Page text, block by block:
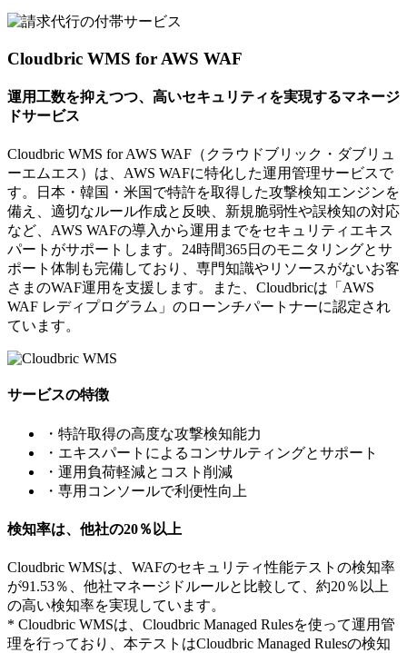
Cloudbric WMS for AWS WAF
運用工数を抑えつつ、高いセキュリティを実現するマネージ
ドサービス
Cloudbric WMS for AWS WAF（クラウドブリック・ダブリュ
ーエムエス）は、AWS WAFに特化した運用管理サービスで
す。日本・韓国・米国で特許を取得した攻撃検知エンジンを
備え、適切なルール作成と反映、新規脆弱性や誤検知の対応
など、AWS WAFの導入から運用までをセキュリティエキス
パートがサポートします。24時間365日のモニタリングとサ
ポート体制も完備しており、専門知識やリソースがないお客
さまのWAF運用を支援します。また、Cloudbricは「AWS
WAF レディプログラム」のローンチパートナーに認定され
ています。
サービスの特徴
・特許取得の高度な攻撃検知能力
・エキスパートによるコンサルティングとサポート
・運用負荷軽減とコスト削減
・専用コンソールで利便性向上
検知率は、他社の20％以上
Cloudbric WMSは、WAFのセキュリティ性能テストの検知率
が91.53％、他社マネージドルールと比較して、約20％以上
の高い検知率を実現しています。
* Cloudbric WMSは、Cloudbric Managed Rulesを使って運用管
理を行っており、本テストはCloudbric Managed Rulesの検知